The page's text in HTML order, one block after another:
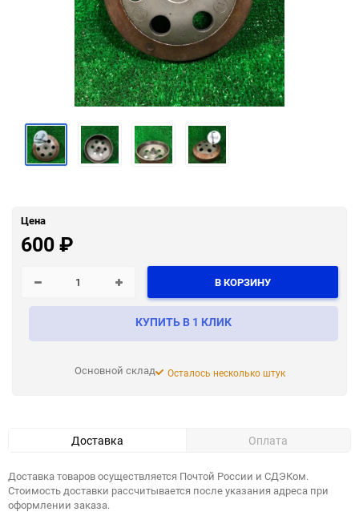
Цена
600₽
В КОРЗИНУ
КУПИТЬ В 1 КЛИК
Основной склад Осталось несколько штук
Доставка Оплата
Доставка товаров осуществляется Почтой России и СДЭКом.
Стоимость доставки рассчитывается после указания адреса при
оформлении заказа.